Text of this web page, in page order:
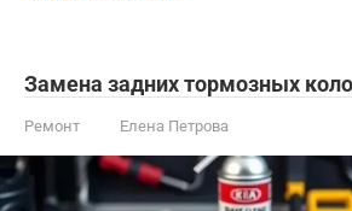
Замена задних тормозных
Ремонт Елена Петрова